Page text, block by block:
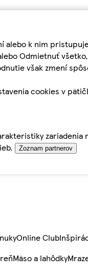
alebo k nim
Odmietnuť
však zmení
cookies v
Zoznam partnerov
Online Club
Mäso a lahôdky